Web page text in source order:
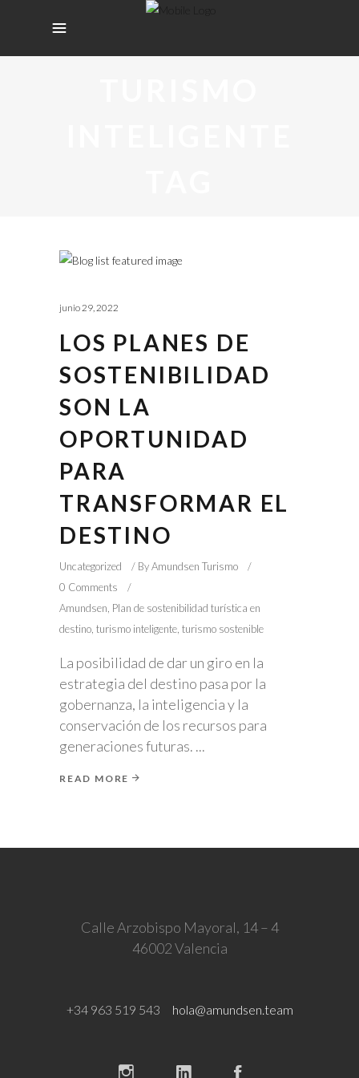
junio 29, 2022
LOS PLANES DE
SOSTENIBILIDAD
SON LA
OPORTUNIDAD
PARA
TRANSFORMAR EL
DESTINO
Uncategorized ByAmundsen Turismo
0 Comments
Amundsen Plan de sostenibilidad turística en
destino turismo inteligente turismo sostenible
La posibilidad de dar un giro en la
estrategia del destino pasa por la
gobernanza, la inteligencia y la
conservación de los recursos para
generaciones futuras.
READ MORE
Calle Arzobispo Mayoral, 14 – 4
46002 Valencia
+34 963 519 543 hola@amundsen.team